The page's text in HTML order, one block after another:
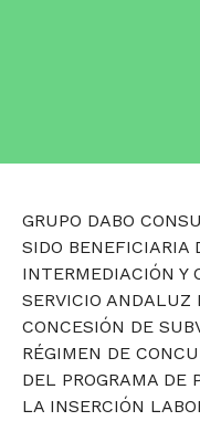
GRUPO DABO
SIDO BENEFICIARIA
INTERMEDIACIÓN Y
SERVICIO ANDALUZ
CONCESIÓN DE
RÉGIMEN DE
DEL PROGRAMA DE
LA INSERCIÓN